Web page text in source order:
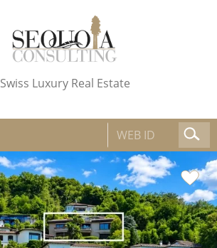
Swiss Luxury Real Estate